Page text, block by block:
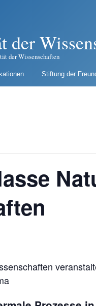
der
der Wissenschaften
Stiftung der